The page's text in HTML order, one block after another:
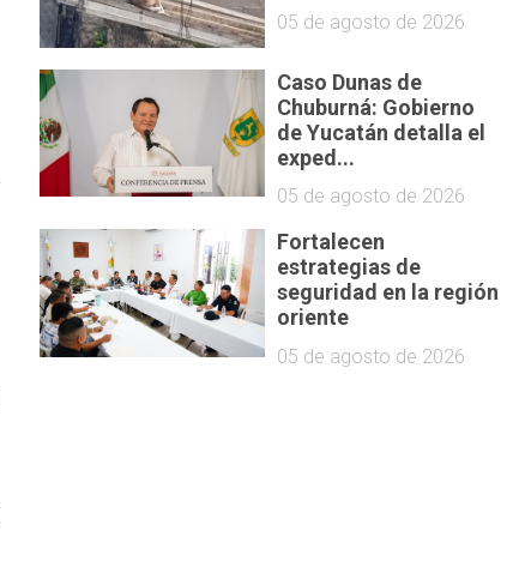
05 de agosto de 2026
Caso Dunas de
Chuburná: Gobierno
de Yucatán detalla el
exped...
05 de agosto de 2026
Fortalecen
estrategias de
seguridad en la región
oriente
05 de agosto de 2026